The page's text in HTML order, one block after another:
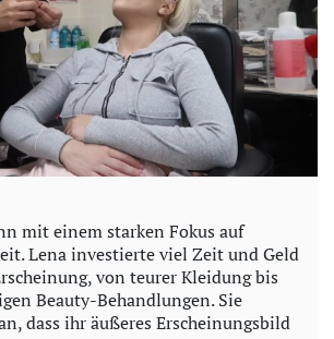
mit einem starken Fokus auf
Lena investierte viel Zeit und Geld
von teurer Kleidung bis
Beauty-Behandlungen. Sie
dass ihr äußeres Erscheinungsbild